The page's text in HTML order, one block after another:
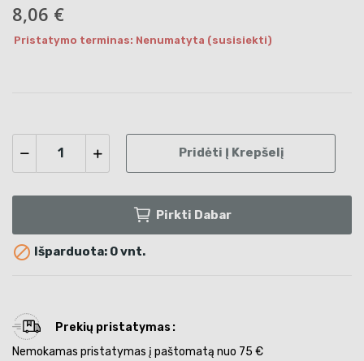
8,06 €
Pristatymo terminas: Nenumatyta (susisiekti)
Pridėti Į Krepšelį
Pirkti Dabar
 Išparduota: 0 vnt.
Prekių pristatymas
Nemokamas pristatymas į paštomatą nuo 75 €